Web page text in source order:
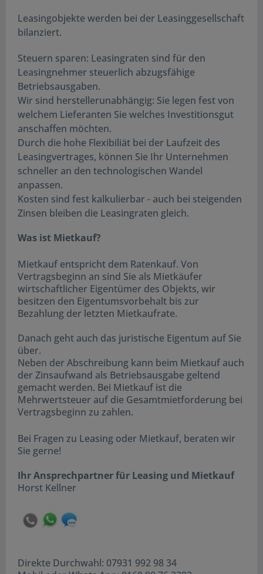
Leasingobjekte werden bei der Leasinggesellschaft
bilanziert.
Steuern sparen: Leasingraten sind für den
Leasingnehmer steuerlich abzugsfähige
Betriebsausgaben.
Wir sind herstellerunabhängig: Sie legen fest von
welchem Lieferanten Sie welches Investitionsgut
anschaffen möchten.
Durch die hohe Flexibiliät bei der Laufzeit des
Leasingvertrages, können Sie Ihr Unternehmen
schneller an den technologischen Wandel
anpassen.
Kosten sind fest kalkulierbar - auch bei steigenden
Zinsen bleiben die Leasingraten gleich.
Was ist Mietkauf?
Mietkauf entspricht dem Ratenkauf. Von
Vertragsbeginn an sind Sie als Mietkäufer
wirtschaftlicher Eigentümer des Objekts, wir
besitzen den Eigentumsvorbehalt bis zur
Bezahlung der letzten Mietkaufrate.
Danach geht auch das juristische Eigentum auf Sie
über.
Neben der Abschreibung kann beim Mietkauf auch
der Zinsaufwand als Betriebsausgabe geltend
gemacht werden. Bei Mietkauf ist die
Mehrwertsteuer auf die Gesamtmietforderung bei
Vertragsbeginn zu zahlen.
Bei Fragen zu Leasing oder Mietkauf, beraten wir
Sie gerne!
Ihr Ansprechpartner für Leasing und Mietkauf
Horst Kellner
Direkte Durchwahl: 07931 992 98 34